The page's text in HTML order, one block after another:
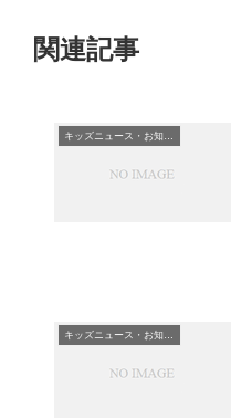
関連記事
キッズニュース・お知らせ
キッズニュース・お知らせ